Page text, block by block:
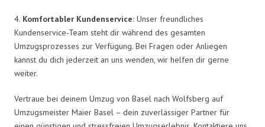
4. Komfortabler Kundenservice: Unser freundliches
Kundenservice-Team steht dir während des gesamten
Umzugsprozesses zur Verfügung. Bei Fragen oder Anliegen
kannst du dich jederzeit an uns wenden, wir helfen dir gerne
weiter.
Vertraue bei deinem Umzug von Basel nach Wolfsberg auf
Umzugsmeister Maier Basel – dein zuverlässiger Partner für